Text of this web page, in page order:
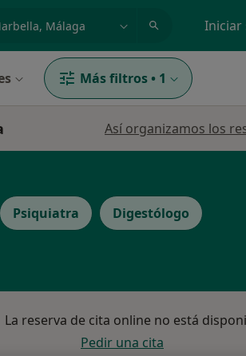
ej. Madrid Iniciar
Más filtros • 1
Así organizamos los
Psiquiatra Digestólogo
La reserva de cita online no está
Pedir una cita